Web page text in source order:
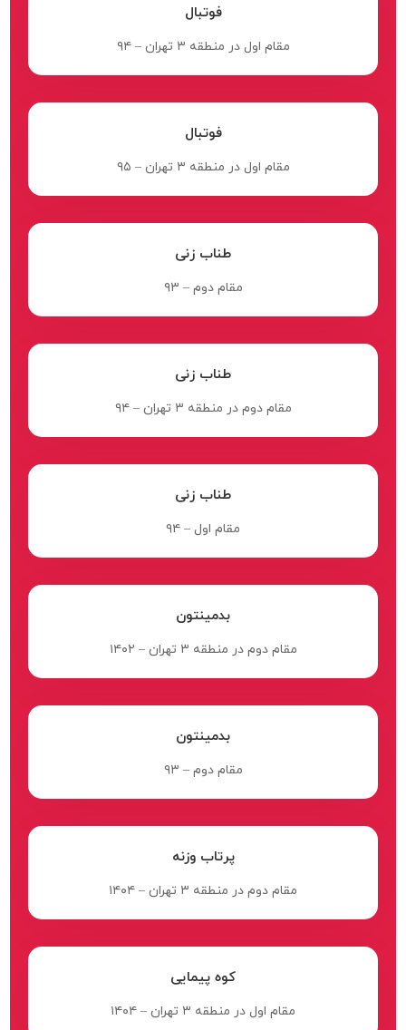
فوتبال
مقام اول در منطقه ۳ تهران – ۹۴
فوتبال
مقام اول در منطقه ۳ تهران – ۹۵
طناب زنی
مقام دوم – ۹۳
طناب زنی
مقام دوم در منطقه ۳ تهران – ۹۴
طناب زنی
مقام اول – ۹۴
بدمینتون
مقام دوم در منطقه ۳ تهران – ۱۴۰۲
بدمینتون
مقام دوم – ۹۳
پرتاب وزنه
مقام دوم در منطقه ۳ تهران – ۱۴۰۴
کوه پیمایی
مقام اول در منطقه ۳ تهران – ۱۴۰۴